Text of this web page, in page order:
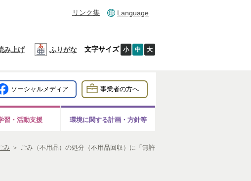
リンク集 Language
み上げ ふりがな 文字サイズ 小 中 大
ソーシャルメディア 事業者の方へ
習・活動支援 環境に関する計画・方針等
み ＞ ごみ（不用品）の処分（不用品回収）に「無許